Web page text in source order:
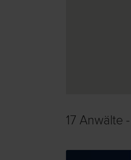
17 Anwälte -